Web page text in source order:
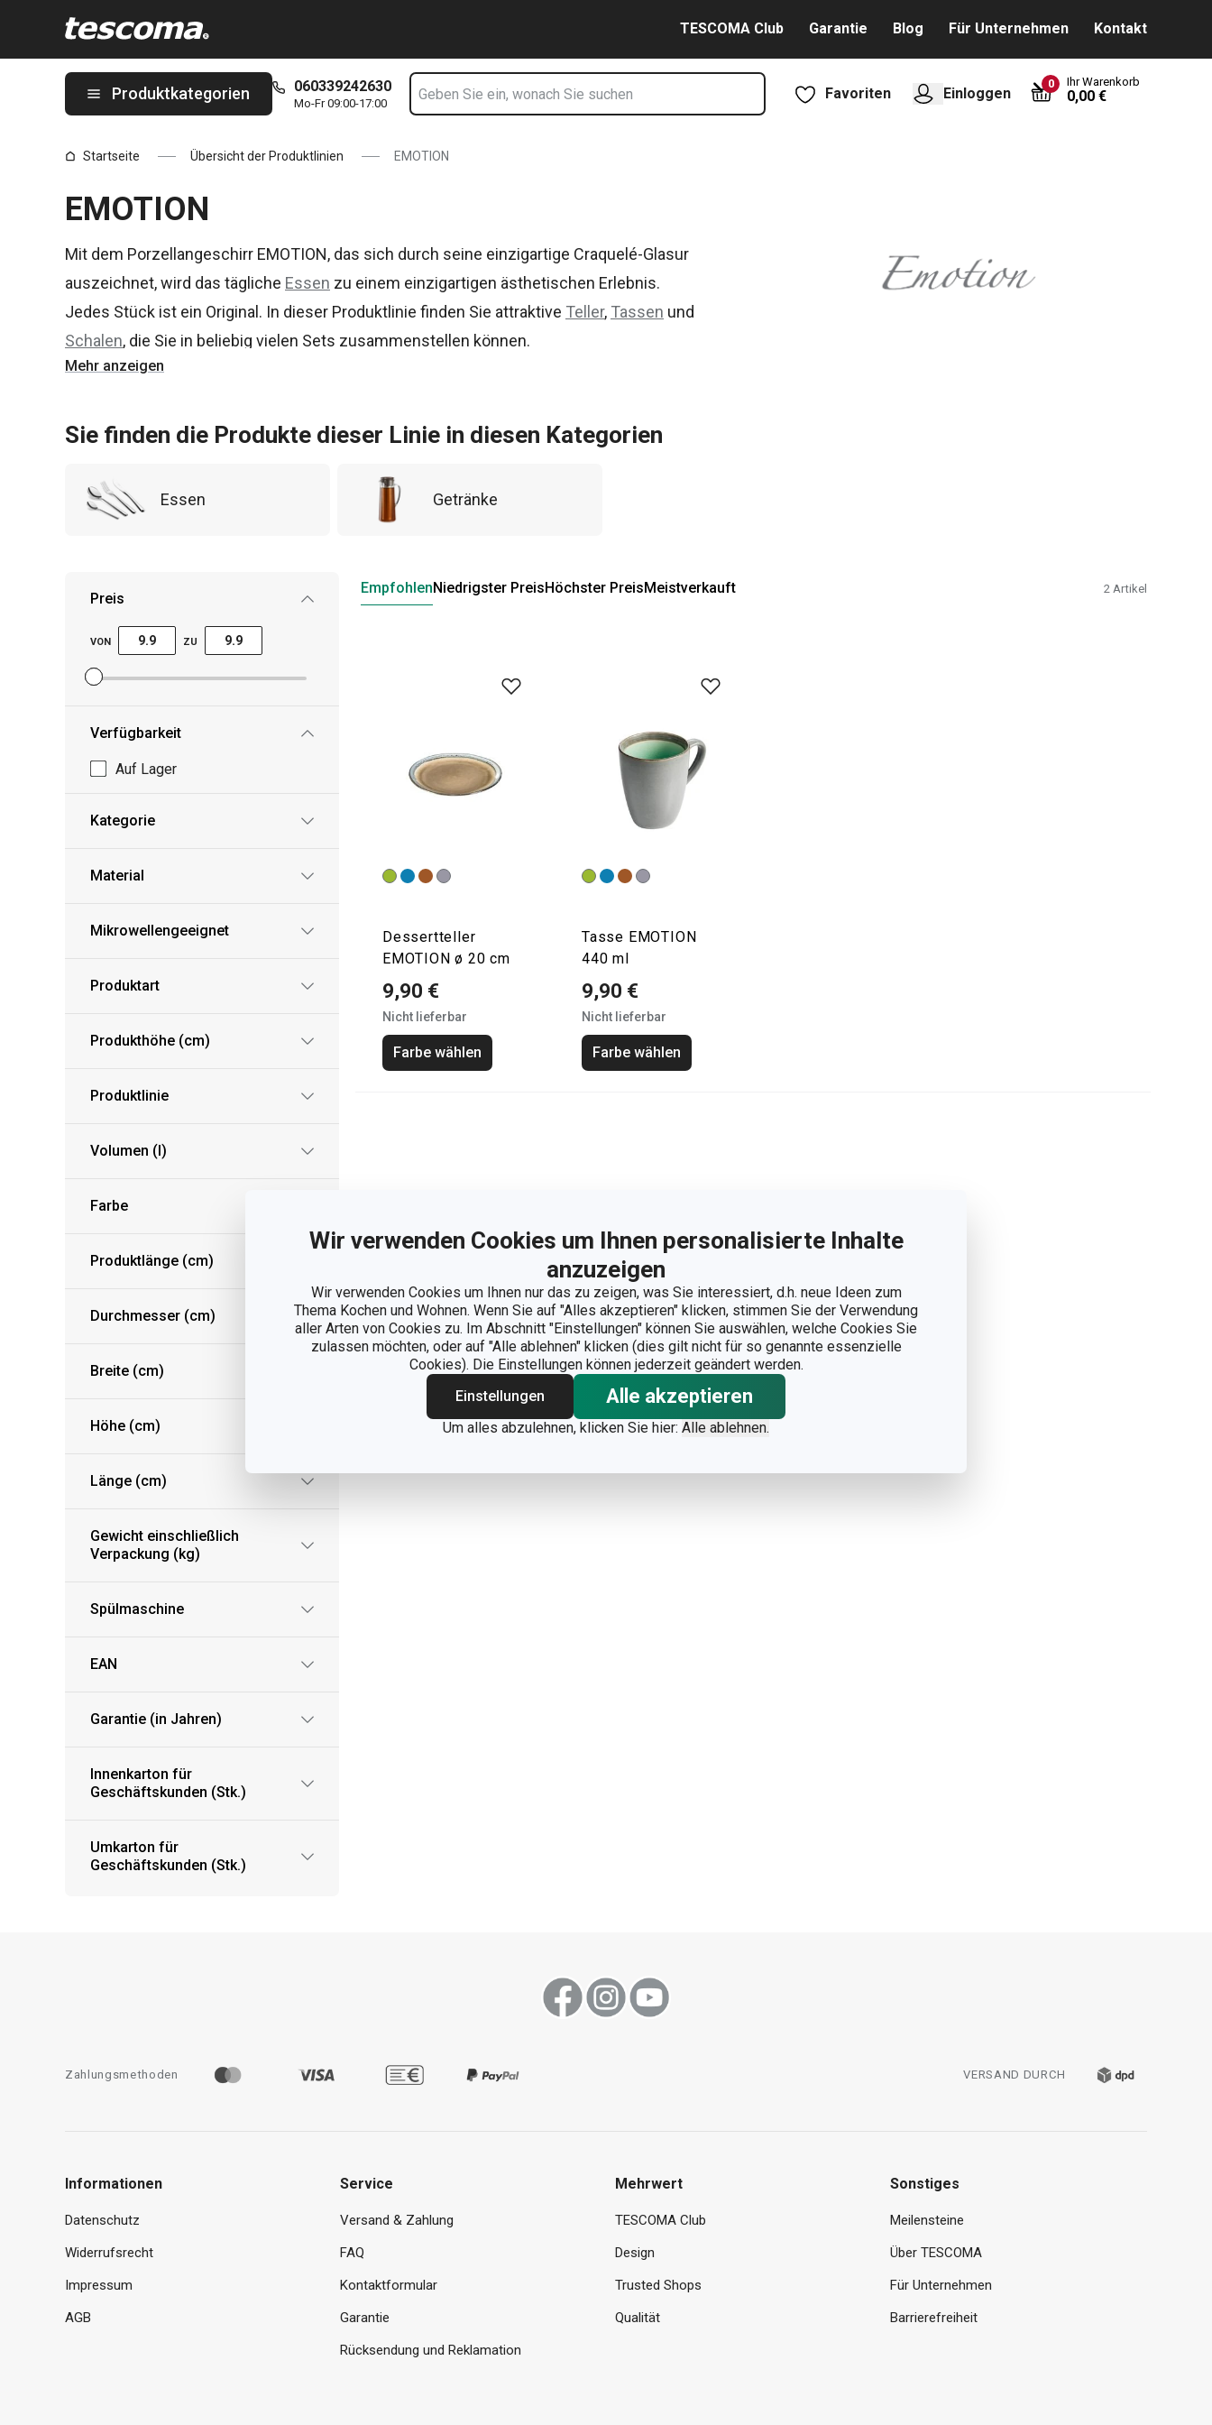
Wir verwenden Cookies um Ihnen personalisierte Inhalte
anzuzeigen
Wir verwenden Cookies um Ihnen nur das zu zeigen, was Sie interessiert, d.h. neue Ideen zum
Thema Kochen und Wohnen. Wenn Sie auf "Alles akzeptieren" klicken, stimmen Sie der Verwendung
aller Arten von Cookies zu. Im Abschnitt "Einstellungen" können Sie auswählen, welche Cookies Sie
zulassen möchten, oder auf "Alle ablehnen" klicken (dies gilt nicht für so genannte essenzielle
Cookies). Die Einstellungen können jederzeit geändert werden.
Einstellungen
Alle akzeptieren
Um alles abzulehnen, klicken Sie hier: Alle ablehnen.
TESCOMA Club Garantie Blog Für Unternehmen Kontakt
Produktkategorien 060339242630
Mo-Fr 09:00-17:00
Favoriten Einloggen
0 Ihr Warenkorb
0,00 €
Startseite Übersicht der Produktlinien EMOTION
EMOTION
Mit dem Porzellangeschirr EMOTION, das sich durch seine einzigartige Craquelé-Glasur
auszeichnet, wird das tägliche Essen zu einem einzigartigen ästhetischen Erlebnis.
Jedes Stück ist ein Original. In dieser Produktlinie finden Sie attraktive Teller, Tassen und
Schalen, die Sie in beliebig vielen Sets zusammenstellen können.
Mehr anzeigen
Sie finden die Produkte dieser Linie in diesen Kategorien
Essen Getränke
Preis
VON ZU
Mindestpreisfilter festlegen
Höchstpreisfilter festlegen
Verfügbarkeit
Auf Lager
Kategorie
Material
Mikrowellengeeignet
Produktart
Produkthöhe (cm)
Produktlinie
Volumen (l)
Farbe
Produktlänge (cm)
Durchmesser (cm)
Breite (cm)
Höhe (cm)
Länge (cm)
Gewicht einschließlich
Verpackung (kg)
Spülmaschine
EAN
Garantie (in Jahren)
Innenkarton für
Geschäftskunden (Stk.)
Umkarton für
Geschäftskunden (Stk.)
EmpfohlenNiedrigster PreisHöchster PreisMeistverkauft 2 Artikel
Dessertteller
EMOTION ø 20 cm
9,90 €
Nicht lieferbar
Farbe wählen
Tasse EMOTION
440 ml
9,90 €
Nicht lieferbar
Farbe wählen
Zahlungsmethoden VERSAND DURCH
Informationen
Datenschutz
Widerrufsrecht
Impressum
AGB
Service
Versand & Zahlung
FAQ
Kontaktformular
Garantie
Rücksendung und Reklamation
Mehrwert
TESCOMA Club
Design
Trusted Shops
Qualität
Sonstiges
Meilensteine
Über TESCOMA
Für Unternehmen
Barrierefreiheit